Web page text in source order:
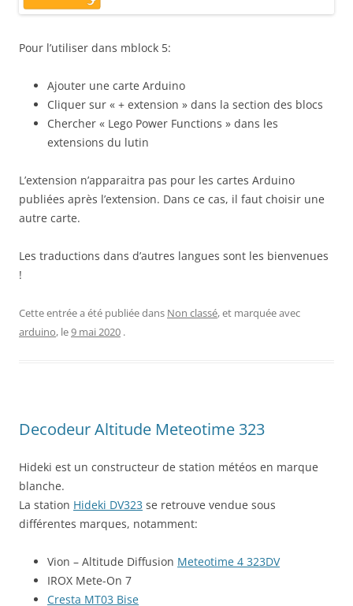
Pour l’utiliser dans mblock 5:
Ajouter une carte Arduino
Cliquer sur « + extension » dans la section des blocs
Chercher « Lego Power Functions » dans les
extensions du lutin
L’extension n’apparaitra pas pour les cartes Arduino
publiées après l’extension. Dans ce cas, il faut choisir une
autre carte.
Les traductions dans d’autres langues sont les bienvenues
!
Cette entrée a été publiée dans Non classé, et marquée avec
arduino, le9 mai 2020 .
Decodeur Altitude Meteotime 323
Hideki est un constructeur de station météos en marque
blanche.
La station Hideki DV323 se retrouve vendue sous
différentes marques, notamment:
Vion – Altitude Diffusion Meteotime 4 323DV
IROX Mete-On 7
Cresta MT03 Bise